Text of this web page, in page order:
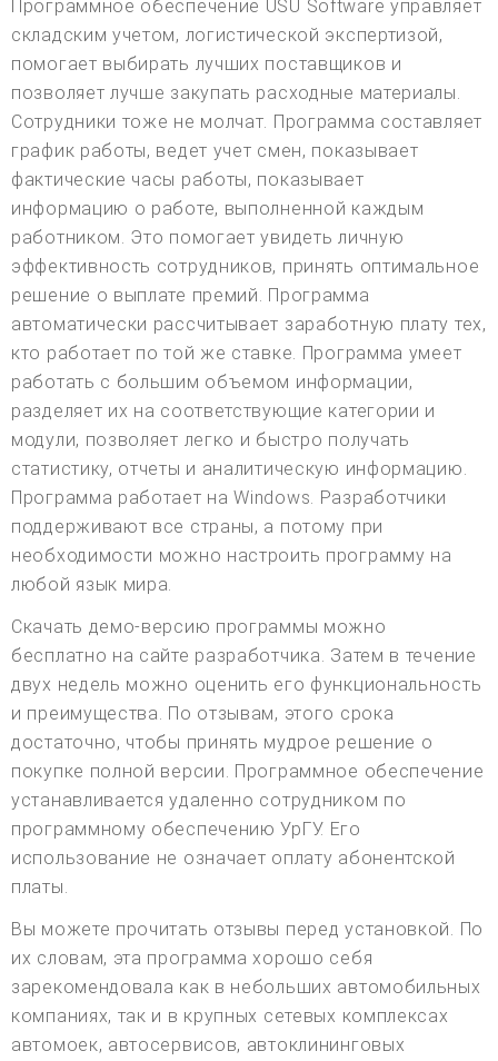
Программное обеспечение USU Software управляет
складским учетом, логистической экспертизой,
помогает выбирать лучших поставщиков и
позволяет лучше закупать расходные материалы.
Сотрудники тоже не молчат. Программа составляет
график работы, ведет учет смен, показывает
фактические часы работы, показывает
информацию о работе, выполненной каждым
работником. Это помогает увидеть личную
эффективность сотрудников, принять оптимальное
решение о выплате премий. Программа
автоматически рассчитывает заработную плату тех,
кто работает по той же ставке. Программа умеет
работать с большим объемом информации,
разделяет их на соответствующие категории и
модули, позволяет легко и быстро получать
статистику, отчеты и аналитическую информацию.
Программа работает на Windows. Разработчики
поддерживают все страны, а потому при
необходимости можно настроить программу на
любой язык мира.
Скачать демо-версию программы можно
бесплатно на сайте разработчика. Затем в течение
двух недель можно оценить его функциональность
и преимущества. По отзывам, этого срока
достаточно, чтобы принять мудрое решение о
покупке полной версии. Программное обеспечение
устанавливается удаленно сотрудником по
программному обеспечению УрГУ. Его
использование не означает оплату абонентской
платы.
Вы можете прочитать отзывы перед установкой. По
их словам, эта программа хорошо себя
зарекомендовала как в небольших автомобильных
компаниях, так и в крупных сетевых комплексах
автомоек, автосервисов, автоклининговых